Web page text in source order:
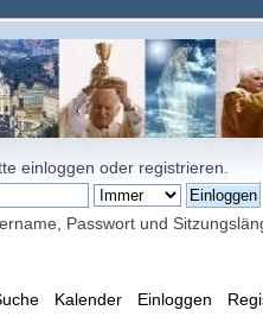
einloggen oder registrieren
Passwort und
Kalender Einloggen